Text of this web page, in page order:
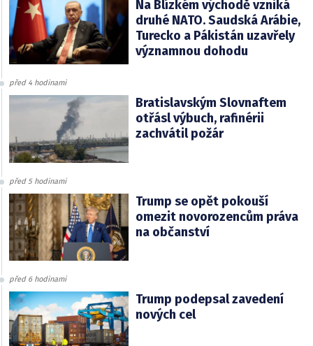
Na Blízkém východě vzniká
druhé NATO. Saudská Arábie,
Turecko a Pákistán uzavřely
významnou dohodu
před 4 hodinami
Bratislavským Slovnaftem
otřásl výbuch, rafinérii
zachvátil požár
před 5 hodinami
Trump se opět pokouší
omezit novorozencům práva
na občanství
před 6 hodinami
Trump podepsal zavedení
nových cel